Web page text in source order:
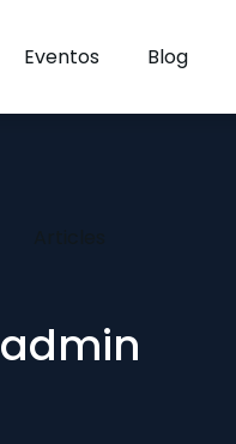
Eventos Blog
admin